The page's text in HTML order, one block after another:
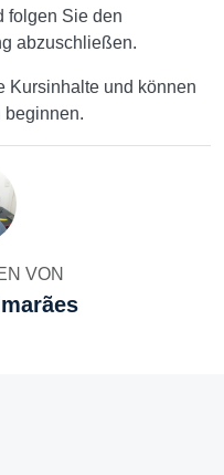
folgen Sie den
abzuschließen.
Kursinhalte und können
beginnen.
VON